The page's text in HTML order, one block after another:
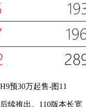
续推出。110版本长宽